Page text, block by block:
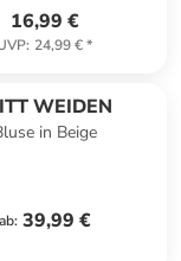
16,99 €
: 24,99 €*
WEIDEN
in Beige
ab: 39,99 €